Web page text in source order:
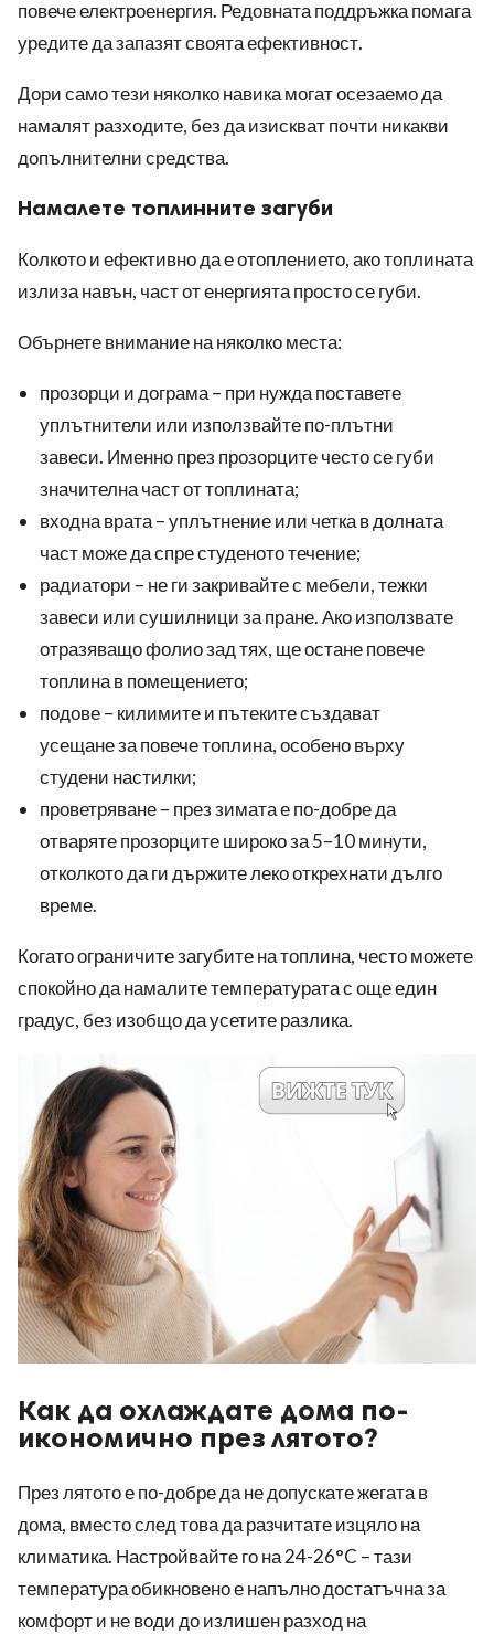
повече електроенергия. Редовната поддръжка помага
уредите да запазят своята ефективност.
Дори само тези няколко навика могат осезаемо да
намалят разходите, без да изискват почти никакви
допълнителни средства.
Намалете топлинните загуби
Колкото и ефективно да е отоплението, ако топлината
излиза навън, част от енергията просто се губи.
Обърнете внимание на няколко места:
прозорци и дограма – при нужда поставете
уплътнители или използвайте по-плътни
завеси. Именно през прозорците често се губи
значителна част от топлината;
входна врата – уплътнение или четка в долната
част може да спре студеното течение;
радиатори – не ги закривайте с мебели, тежки
завеси или сушилници за пране. Ако използвате
отразяващо фолио зад тях, ще остане повече
топлина в помещението;
подове – килимите и пътеките създават
усещане за повече топлина, особено върху
студени настилки;
проветряване – през зимата е по-добре да
отваряте прозорците широко за 5–10 минути,
отколкото да ги държите леко открехнати дълго
време.
Когато ограничите загубите на топлина, често можете
спокойно да намалите температурата с още един
градус, без изобщо да усетите разлика.
Как да охлаждате дома по-
икономично през лятото?
През лятото е по-добре да не допускате жегата в
дома, вместо след това да разчитате изцяло на
климатика. Настройвайте го на 24-26°C – тази
температура обикновено е напълно достатъчна за
комфорт и не води до излишен разход на